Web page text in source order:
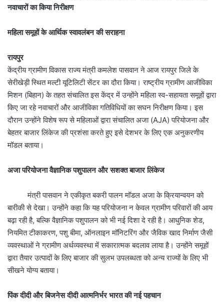
नवाचारों का किया निरीक्षण
महिला समूहों के आर्थिक स्वावलंबन की सराहना
रायपुर
केंद्रीय ग्रामीण विकास राज्य मंत्री कमलेश पासवान ने आज रायपुर जिले के
सेरीखेड़ी स्थित मल्टी यूटिलिटी सेंटर का दौरा किया। राष्ट्रीय ग्रामीण आजीविका
मिशन (बिहान) के तहत संचालित इस केंद्र में उन्होंने महिला स्व-सहायता समूहों द्वारा
किए जा रहे नवाचारों और आजीविका गतिविधियों का सघन निरीक्षण किया। इस
दौरान उन्होंने विशेष रूप से महिलाओं द्वारा संचालित अजा (AJA) परियोजना और
बेहतर बाजार लिंकेज की प्रशंसा करते हुए इसे देशभर के लिए एक अनुकरणीय
मॉडल बताया।
अजा परियोजना वैज्ञानिक पशुपालन और सशक्त बाजार लिंकेज
मंत्री पासवान ने एकीकृत बकरी पालन मॉडल अजा के क्रियान्वयन को
बारीकी से देखा। उन्होंने कहा कि यह परियोजना न केवल ग्रामीण परिवारों की आय
बढ़ा रही है, बल्कि वैज्ञानिक पशुपालन को भी नई दिशा दे रही है। आधुनिक शेड,
नियमित टीकाकरण, पशु बीमा, ऑनलाइन मॉनिटरिंग और जैविक खाद निर्माण जैसी
व्यवस्थाओं ने ग्रामीण अर्थव्यवस्था में सकारात्मक बदलाव लाया है। उन्होंने समूहों
द्वारा तैयार उत्पादों के लिए बाजार की सुलभ उपलब्धता को अन्य राज्यों के लिए भी
सीखने योग्य बताया।
पिंक दीदी और बिजनेस दीदी आत्मनिर्भर भारत की नई पहचान